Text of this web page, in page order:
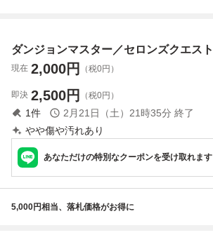
ダンジョンマスター／セロンズクエスト
現在 2,000円 （税0円）
即決 2,500円 （税0円）
1件 2月21日（土）21時35分 終了
やや傷や汚れあり
あなただけの特別なクーポンを受け取れます
5,000円相当、落札価格がお得に